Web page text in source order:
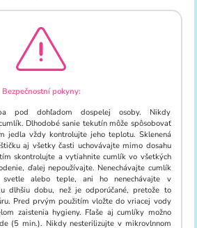
Bezpečnostní pokyny:
pod dohľadom dospelej osoby. Nikdy
Dlhodobé sanie tekutín môže spôsobovať
jedla vždy kontrolujte jeho teplotu. Sklenená
aj všetky časti uchovávajte mimo dosahu
skontrolujte a vytiahnite cumlík vo všetkých
ďalej nepoužívajte. Nenechávajte cumlík
svetle alebo teple, ani ho nenechávajte v
dlhšiu dobu, než je odporúčané, pretože to
Pred prvým použitím vložte do vriacej vody
zaistenia hygieny. Fľaše aj cumlíky možno
(5 min.). Nikdy nesterilizujte v mikrovlnnom